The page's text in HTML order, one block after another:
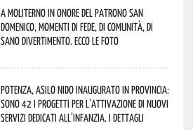
A Moliterno in onore del Patrono San
Domenico, momenti di fede, di comunità, di
sano divertimento. Ecco le foto
Potenza, asilo nido inaugurato in provincia:
sono 42 i progetti per l’attivazione di nuovi
servizi dedicati all’infanzia. I dettagli